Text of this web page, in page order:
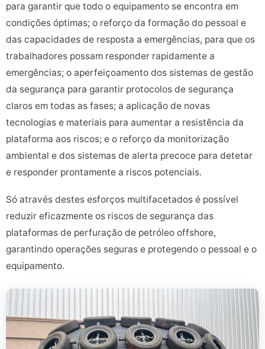
para garantir que todo o equipamento se encontra em
condições óptimas; o reforço da formação do pessoal e
das capacidades de resposta a emergências, para que os
trabalhadores possam responder rapidamente a
emergências; o aperfeiçoamento dos sistemas de gestão
da segurança para garantir protocolos de segurança
claros em todas as fases; a aplicação de novas
tecnologias e materiais para aumentar a resistência da
plataforma aos riscos; e o reforço da monitorização
ambiental e dos sistemas de alerta precoce para detetar
e responder prontamente a riscos potenciais.
Só através destes esforços multifacetados é possível
reduzir eficazmente os riscos de segurança das
plataformas de perfuração de petróleo offshore,
garantindo operações seguras e protegendo o pessoal e o
equipamento.